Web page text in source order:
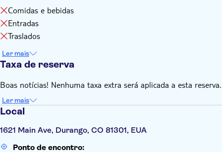
Este passeio é um guia turístico áudio e não um bilhete de
entrada para uma atração
Comidas e bebidas
Entradas
Traslados
Ler mais
Taxa de reserva
Boas notícias! Nenhuma taxa extra será aplicada a esta reserva.
Ler mais
Local
1621 Main Ave, Durango, CO 81301, EUA
Ponto de encontro: